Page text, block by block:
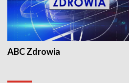
ABC Zdrowia